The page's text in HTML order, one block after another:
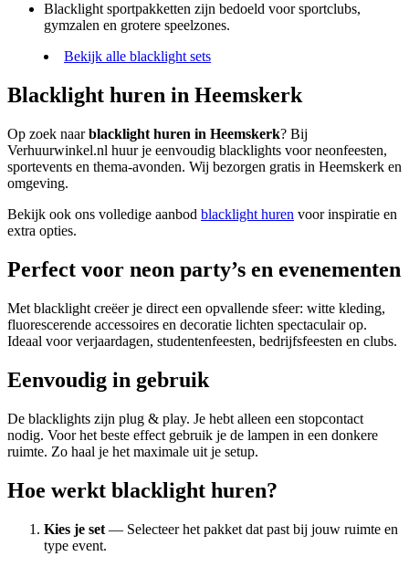
Blacklight sportpakketten zijn bedoeld voor sportclubs,
gymzalen en grotere speelzones.
Bekijk alle blacklight sets
Blacklight huren in Heemskerk
Op zoek naarblacklight huren in Heemskerk? Bij
Verhuurwinkel.nl huur je eenvoudig blacklights voor neonfeesten,
sportevents en thema-avonden. Wij bezorgen gratis in Heemskerk en
omgeving.
Bekijk ook ons volledige aanbod blacklight huren voor inspiratie en
extra opties.
Perfect voor neon party’s en evenementen
Met blacklight creëer je direct een opvallende sfeer: witte kleding,
fluorescerende accessoires en decoratie lichten spectaculair op.
Ideaal voor verjaardagen, studentenfeesten, bedrijfsfeesten en clubs.
Eenvoudig in gebruik
De blacklights zijn plug & play. Je hebt alleen een stopcontact
nodig. Voor het beste effect gebruik je de lampen in een donkere
ruimte. Zo haal je het maximale uit je setup.
Hoe werkt blacklight huren?
Kies je set — Selecteer het pakket dat past bij jouw ruimte en
type event.